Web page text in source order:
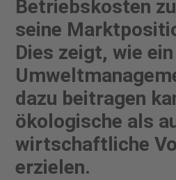
Betriebskosten
seine
Dies zeigt, wie
dazu beitragen
ökologische als
wirtschaftliche
erzielen.